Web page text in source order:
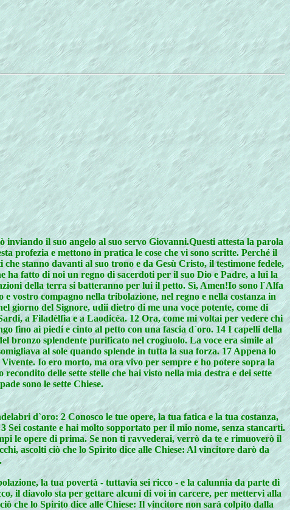
inviando il suo angelo al suo servo Giovanni.Questi attesta la parola
profezia e mettono in pratica le cose che vi sono scritte. Perché il
stanno davanti al suo trono e da Gesù Cristo, il testimone fedele,
fatto di noi un regno di sacerdoti per il suo Dio e Padre, a lui la
della terra si batteranno per lui il petto. Sì, Amen!Io sono l`Alfa
vostro compagno nella tribolazione, nel regno e nella costanza in
giorno del Signore, udii dietro di me una voce potente, come di
a Filadèlfia e a Laodicèa. 12 Ora, come mi voltai per vedere chi
fino ai piedi e cinto al petto con una fascia d`oro. 14 I capelli della
bronzo splendente purificato nel crogiuolo. La voce era simile al
al sole quando splende in tutta la sua forza. 17 Appena lo
Io ero morto, ma ora vivo per sempre e ho potere sopra la
delle sette stelle che hai visto nella mia destra e dei sette
sono le sette Chiese.
d`oro: 2 Conosco le tue opere, la tua fatica e la tua costanza,
costante e hai molto sopportato per il mio nome, senza stancarti.
le opere di prima. Se non ti ravvederai, verrò da te e rimuoverò il
ascolti ciò che lo Spirito dice alle Chiese: Al vincitore darò da
la tua povertà - tuttavia sei ricco - e la calunnia da parte di
il diavolo sta per gettare alcuni di voi in carcere, per mettervi alla
che lo Spirito dice alle Chiese: Il vincitore non sarà colpito dalla